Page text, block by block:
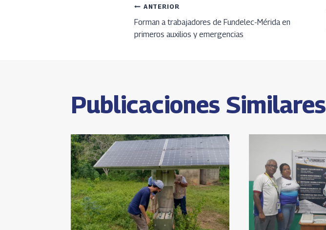
o
o
k
a
ds m A
p
n
k
Navegación
ANTERIOR
Forman a trabajadores de Fundelec-Mérida en
primeros auxilios y emergencias
Publicaciones Similares